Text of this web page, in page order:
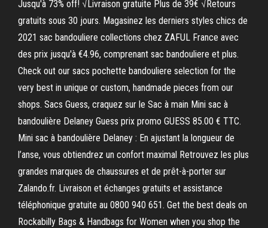
Jusqu'à 73% off! √Livraison gratuite Plus de 39€ √Retours
gratuits sous 30 jours. Magasinez les derniers styles chics de
2021 sac bandouliere collections chez ZAFUL France avec
des prix jusqu'à €4.96, comprenant sac bandouliere et plus.
Check out our sacs pochette bandouliere selection for the
very best in unique or custom, handmade pieces from our
shops. Sacs Guess, craquez sur le Sac à main Mini sac à
bandoulière Delaney Guess prix promo GUESS 85.00 € TTC.
Mini sac à bandoulière Delaney : En ajustant la longueur de
l’anse, vous obtiendrez un confort maximal Retrouvez les plus
grandes marques de chaussures et de prêt-à-porter sur
Zalando.fr. Livraison et échanges gratuits et assistance
téléphonique gratuite au 0800 940 651. Get the best deals on
Rockabilly Bags & Handbags for Women when you shop the